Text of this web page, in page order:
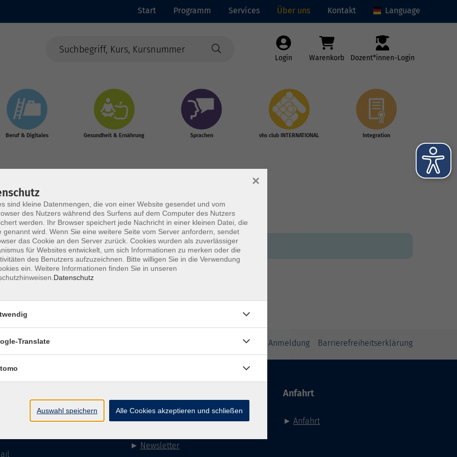
Start Programm Services Über uns Kontakt Language
Login Warenkorb Dozent*innen-Login
Beruf & Digitales Gesundheit & Ernährung Sprachen vhs club INTERNATIONAL Integration
Impressum Datenschutzhinweise zur Anmeldung Barrierefreiheitserklärung
86 - 2668
►Facebook
► Newsletter
Anfahrt
► Anfahrt
sind kleine Datenmengen, die von einer Website gesendet und vom
des Nutzers während des Surfens auf dem Computer des Nutzers
werden. Ihr Browser speichert jede Nachricht in einer kleinen Datei, die
genannt wird. Wenn Sie eine weitere Seite vom Server anfordern, sendet
das Cookie an den Server zurück. Cookies wurden als zuverlässiger
für Websites entwickelt, um sich Informationen zu merken oder die
des Benutzers aufzuzeichnen. Bitte willigen Sie in die Verwendung
ein. Weitere Informationen finden Sie in unseren
Datenschutz
×
Translate
Auswahl speichern Alle Cookies akzeptieren und schließen